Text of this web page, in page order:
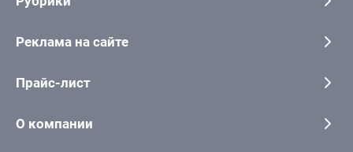
Реклама на сайте
Прайс-лист
О компании